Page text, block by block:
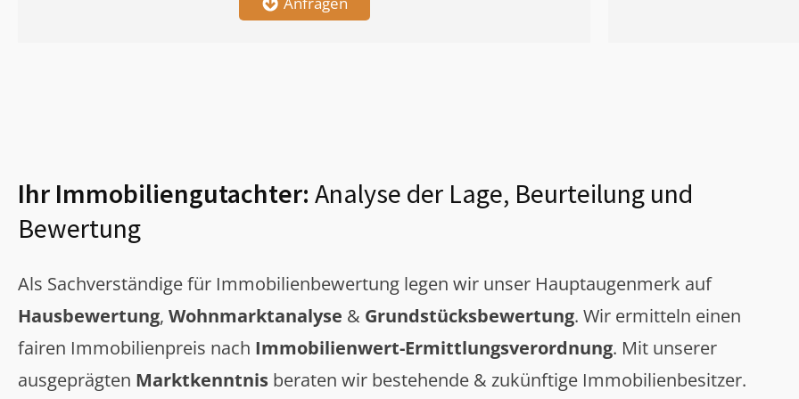
Ihr Immobiliengutachter: Analyse der Lage, Beurteilung und
Bewertung
Als Sachverständige für Immobilienbewertung legen wir unser Hauptaugenmerk auf
Hausbewertung, Wohnmarktanalyse & Grundstücksbewertung. Wir ermitteln einen
fairen Immobilienpreis nach Immobilienwert-Ermittlungsverordnung. Mit unserer
ausgeprägten Marktkenntnis beraten wir bestehende & zukünftige Immobilienbesitzer.